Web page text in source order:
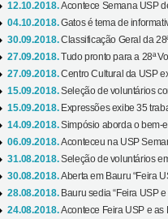
12.10.2018.Acontece Semana USP
04.10.2018.Gatos é tema de
30.09.2018.Classificação Geral da
27.09.2018.Tudo pronto para a 28ª
27.09.2018.Centro Cultural da USP
15.09.2018.Seleção de voluntários
15.09.2018. Expressões exibe 35
14.09.2018.Simpósio aborda o bem-
06.09.2018.Aconteceu na USP
31.08.2018.Seleção de voluntários
30.08.2018.Aberta em Bauru “Feira
28.08.2018. Bauru sedia “Feira USP
24.08.2018.Acontece Feira USP e as